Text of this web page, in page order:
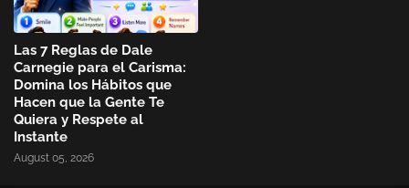
Las 7 Reglas de Dale
Carnegie para el Carisma:
Domina los Hábitos que
Hacen que la Gente Te
Quiera y Respete al
Instante
August 05, 2026